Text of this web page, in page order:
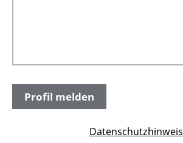
Datenschutzhinweis